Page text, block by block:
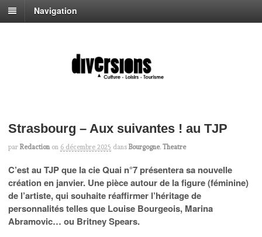
Navigation
Strasbourg – Aux suivantes ! au TJP
par Redaction on 6 décembre 2025 dans Bourgogne, Theatre
C’est au TJP que la cie Quai n°7 présentera sa nouvelle
création en janvier. Une pièce autour de la figure (féminine)
de l’artiste, qui souhaite réaffirmer l’héritage de
personnalités telles que Louise Bourgeois, Marina
Abramovic… ou Britney Spears.